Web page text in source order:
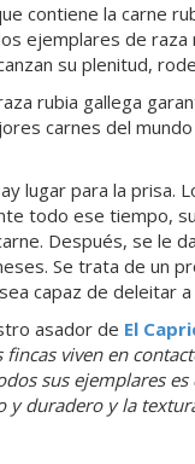
contiene la carne
ejemplares de raza
su plenitud,
rubia gallega
carnes del
lugar para la prisa.
todo ese tiempo,
Después, se le
Se trata de un
capaz de deleitar
asador de El
fincas viven en
sus ejemplares
duradero y la